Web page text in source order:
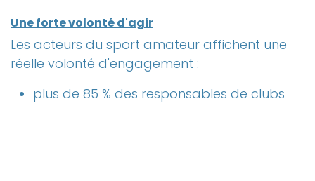
Une forte volonté d'agir
Les acteurs du sport amateur affichent une
réelle volonté d'engagement :
plus de 85 % des responsables de clubs